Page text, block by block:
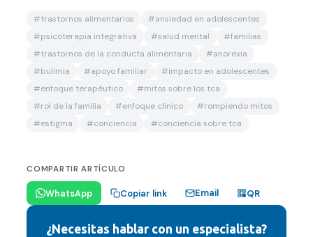
#trastornos alimentarios #ansiedad en adolescentes
#psicoterapia integrativa #salud mental #familias
#trastornos de la conducta alimentaria #anorexia
#bulimia #apoyo familiar #impacto en adolescentes
#enfoque terapéutico #mitos sobre los tca
#rol de la familia #enfoque clínico #rompiendo mitos
#estigma #conciencia #conciencia sobre tca
COMPARTIR ARTÍCULO
WhatsApp Copiar link Email QR
¿Necesitas hablar con un especialista?